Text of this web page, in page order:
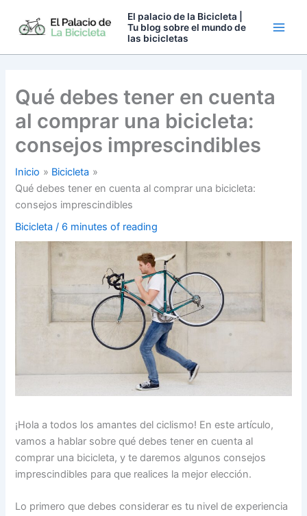
El palacio de la Bicicleta |
Tu blog sobre el mundo de
las bicicletas
Qué debes tener en cuenta
al comprar una bicicleta:
consejos imprescindibles
Inicio
Bicicleta
Qué debes tener en cuenta al comprar una bicicleta:
consejos imprescindibles
Bicicleta / 6 minutes of reading
¡Hola a todos los amantes del ciclismo! En este artículo,
vamos a hablar sobre qué debes tener en cuenta al
comprar una bicicleta, y te daremos algunos consejos
imprescindibles para que realices la mejor elección.
Lo primero que debes considerar es tu nivel de experiencia